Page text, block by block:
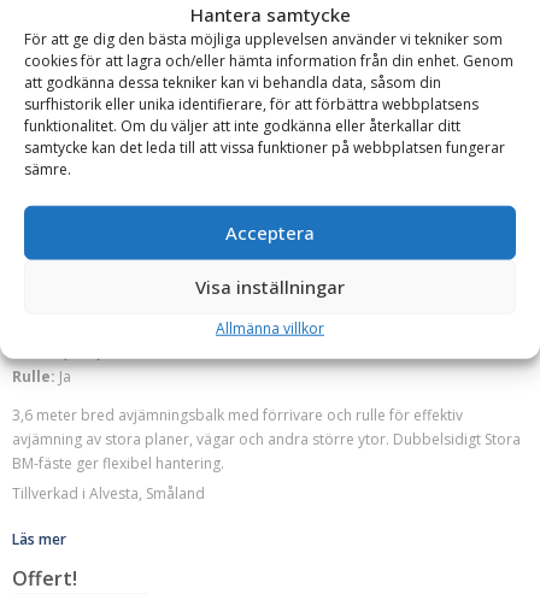
Hantera samtycke
För att ge dig den bästa möjliga upplevelsen använder vi tekniker som
cookies för att lagra och/eller hämta information från din enhet. Genom
att godkänna dessa tekniker kan vi behandla data, såsom din
surfhistorik eller unika identifierare, för att förbättra webbplatsens
funktionalitet. Om du väljer att inte godkänna eller återkallar ditt
samtycke kan det leda till att vissa funktioner på webbplatsen fungerar
sämre.
Acceptera
Visa inställningar
Allmänna villkor
Offert!
Begär offert
BSM Verkstads
Avjämningsbalk med skrapa för hjullastare, bredd 3,6m
Rulle:Ja
3,6 meter bred avjämningsbalk med förrivare och rulle för effektiv
avjämning av stora planer, vägar och andra större ytor. Dubbelsidigt Stora
BM-fäste ger flexibel hantering.
Tillverkad i Alvesta, Småland
Läs mer
Offert!